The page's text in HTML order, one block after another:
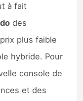
à fait
des
plus faible
hybride. Pour
console de
et des